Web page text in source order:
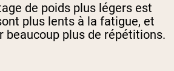
de poids plus légers est
plus lents à la fatigue, et
beaucoup plus de répétitions.